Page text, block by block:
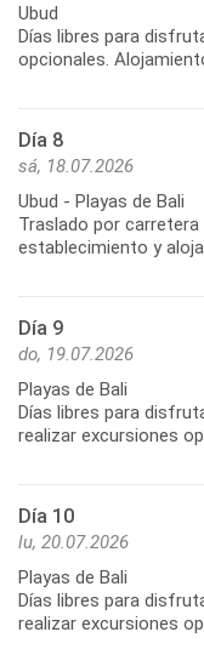
Ubud
Días libres para
opcionales.
Día 8
sá, 18.07.2026
Ubud - Playas de Bali
Traslado por carretera
establecimiento y
Día 9
do, 19.07.2026
Playas de Bali
Días libres para
realizar excursiones
Día 10
lu, 20.07.2026
Playas de Bali
Días libres para
realizar excursiones